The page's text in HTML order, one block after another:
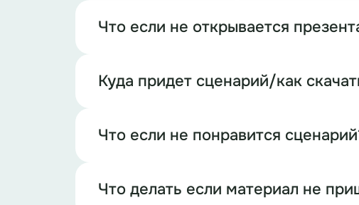
Что если не открывается
Куда придет сценарий/как
Что если не понравится
Что делать если материал не